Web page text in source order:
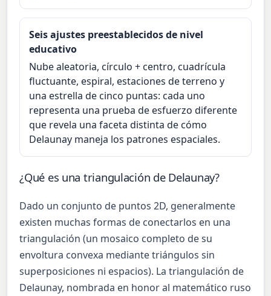
Seis ajustes preestablecidos de nivel
educativo
Nube aleatoria, círculo + centro, cuadrícula
fluctuante, espiral, estaciones de terreno y
una estrella de cinco puntas: cada uno
representa una prueba de esfuerzo diferente
que revela una faceta distinta de cómo
Delaunay maneja los patrones espaciales.
¿Qué es una triangulación de Delaunay?
Dado un conjunto de puntos 2D, generalmente
existen muchas formas de conectarlos en una
triangulación (un mosaico completo de su
envoltura convexa mediante triángulos sin
superposiciones ni espacios). La triangulación de
Delaunay, nombrada en honor al matemático ruso